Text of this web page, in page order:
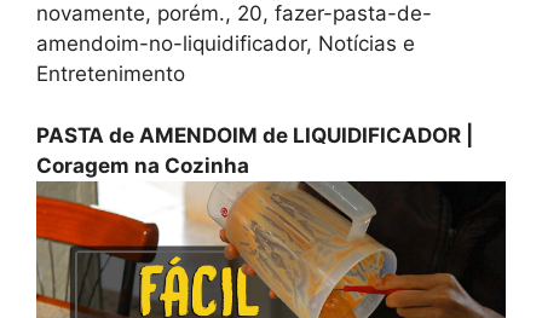
novamente, porém., 20, fazer-pasta-de-
amendoim-no-liquidificador, Notícias e
Entretenimento
PASTA de AMENDOIM de LIQUIDIFICADOR |
Coragem na Cozinha